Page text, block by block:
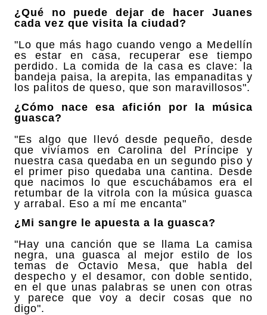
¿Qué no puede dejar de hacer Juanes
cada vez que visita la ciudad?
"Lo que más hago cuando vengo a Medellín
es estar en casa, recuperar ese tiempo
perdido. La comida de la casa es clave: la
bandeja paisa, la arepita, las empanaditas y
los palitos de queso, que son maravillosos".
¿Cómo nace esa afición por la música
guasca?
"Es algo que llevó desde pequeño, desde
que vivíamos en Carolina del Príncipe y
nuestra casa quedaba en un segundo piso y
el primer piso quedaba una cantina. Desde
que nacimos lo que escuchábamos era el
retumbar de la vitrola con la música guasca
y arrabal. Eso a mí me encanta"
¿Mi sangre le apuesta a la guasca?
"Hay una canción que se llama La camisa
negra, una guasca al mejor estilo de los
temas de Octavio Mesa, que habla del
despecho y el desamor, con doble sentido,
en el que unas palabras se unen con otras
y parece que voy a decir cosas que no
digo".